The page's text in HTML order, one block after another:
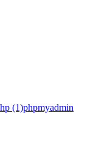
(1)phpmyadmin